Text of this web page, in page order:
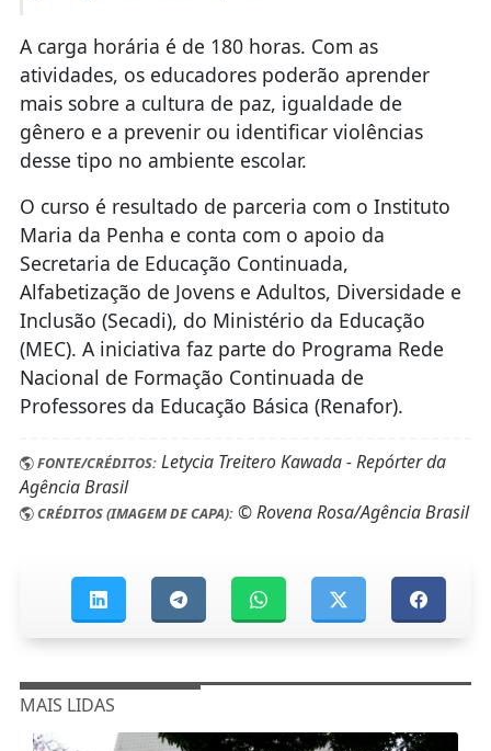
A carga horária é de 180 horas. Com as
atividades, os educadores poderão aprender
mais sobre a cultura de paz, igualdade de
gênero e a prevenir ou identificar violências
desse tipo no ambiente escolar.
O curso é resultado de parceria com o Instituto
Maria da Penha e conta com o apoio da
Secretaria de Educação Continuada,
Alfabetização de Jovens e Adultos, Diversidade e
Inclusão (Secadi), do Ministério da Educação
(MEC). A iniciativa faz parte do Programa Rede
Nacional de Formação Continuada de
Professores da Educação Básica (Renafor).
FONTE/CRÉDITOS:Letycia Treitero Kawada - Repórter da
Agência Brasil
CRÉDITOS (IMAGEM DE CAPA):© Rovena Rosa/Agência Brasil
MAIS LIDAS